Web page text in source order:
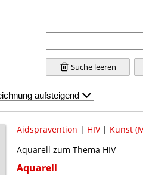
Suche leeren
Aidsprävention | HIV| Kunst
Aquarell zum Thema HIV
Aquarell